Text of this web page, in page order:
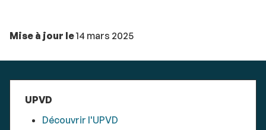
Mise à jour le14 mars 2025
UPVD
Découvrir l'UPVD